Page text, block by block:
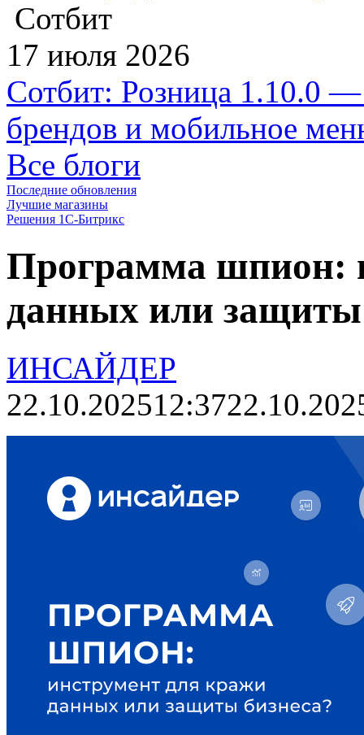
Сотбит
17 июля 2026
Сотбит: Розница 1.10.0 —
брендов и мобильное
Все блоги
Последние обновления
Лучшие магазины
Решения 1С-Битрикс
Программа шпион:
данных или защиты
ИНСАЙДЕР
22.10.202512:37